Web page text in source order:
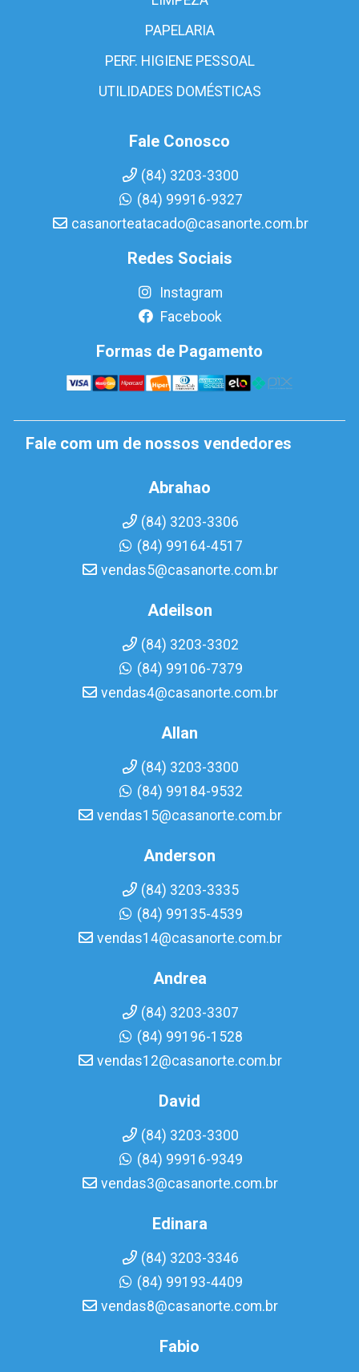
PAPELARIA
PERF. HIGIENE PESSOAL
UTILIDADES DOMÉSTICAS
Fale Conosco
(84) 3203-3300
(84) 99916-9327
casanorteatacado@casanorte.com.br
Redes Sociais
Instagram
Facebook
Formas de Pagamento
Fale com um de nossos vendedores
Abrahao
(84) 3203-3306
(84) 99164-4517
vendas5@casanorte.com.br
Adeilson
(84) 3203-3302
(84) 99106-7379
vendas4@casanorte.com.br
Allan
(84) 3203-3300
(84) 99184-9532
vendas15@casanorte.com.br
Anderson
(84) 3203-3335
(84) 99135-4539
vendas14@casanorte.com.br
Andrea
(84) 3203-3307
(84) 99196-1528
vendas12@casanorte.com.br
David
(84) 3203-3300
(84) 99916-9349
vendas3@casanorte.com.br
Edinara
(84) 3203-3346
(84) 99193-4409
vendas8@casanorte.com.br
Fabio